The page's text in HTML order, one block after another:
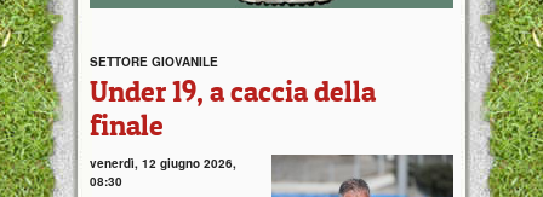
SETTORE GIOVANILE
Under 19, a caccia della
finale
venerdì, 12 giugno 2026,
08:30